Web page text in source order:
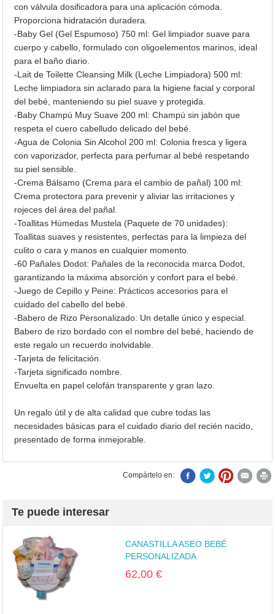
con válvula dosificadora para una aplicación cómoda.
Proporciona hidratación duradera.
-Baby Gel (Gel Espumoso) 750 ml: Gel limpiador suave para
cuerpo y cabello, formulado con oligoelementos marinos, ideal
para el baño diario.
-Lait de Toilette Cleansing Milk (Leche Limpiadora) 500 ml:
Leche limpiadora sin aclarado para la higiene facial y corporal
del bebé, manteniendo su piel suave y protegida.
-Baby Champú Muy Suave 200 ml: Champú sin jabón que
respeta el cuero cabelludo delicado del bebé.
-Agua de Colonia Sin Alcohol 200 ml: Colonia fresca y ligera
con vaporizador, perfecta para perfumar al bebé respetando
su piel sensible.
-Crema Bálsamo (Crema para el cambio de pañal) 100 ml:
Crema protectora para prevenir y aliviar las irritaciones y
rojeces del área del pañal.
-Toallitas Húmedas Mustela (Paquete de 70 unidades):
Toallitas suaves y resistentes, perfectas para la limpieza del
culito o cara y manos en cualquier momento.
-60 Pañales Dodot: Pañales de la reconocida marca Dodot,
garantizando la máxima absorción y confort para el bebé.
-Juego de Cepillo y Peine: Prácticos accesorios para el
cuidado del cabello del bebé.
-Babero de Rizo Personalizado: Un detalle único y especial.
Babero de rizo bordado con el nombre del bebé, haciendo de
este regalo un recuerdo inolvidable.
-Tarjeta de felicitación.
-Tarjeta significado nombre.
Envuelta en papel celofán transparente y gran lazo.
Un regalo útil y de alta calidad que cubre todas las
necesidades básicas para el cuidado diario del recién nacido,
presentado de forma inmejorable.
Compártelo en:
Te puede interesar
CANASTILLA ASEO BEBÉ
PERSONALIZADA
62,00 €